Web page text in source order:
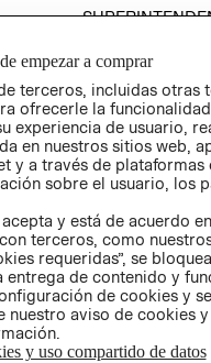
COMERCIO - SIC
PETICIONES
QUEJAS Y
RECLAMOS
empezar a comprar
terceros, incluidas otras
ofrecerle la
experiencia de usuario,
en nuestros sitios web,
y a través de plataformas
sobre el usuario, los
y está de acuerdo
terceros, como
requeridas”, se
de contenido y
de cookies y
nuestro aviso de cookies
y uso compartido de datos